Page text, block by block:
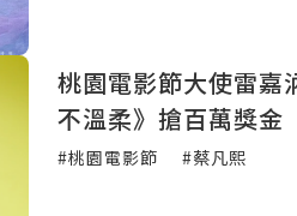
桃園電影節大使雷嘉
不溫柔》搶百萬獎金
#桃園電影節 #蔡凡熙